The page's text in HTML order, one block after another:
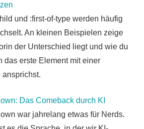
und :first-of-type werden häufig
An kleinen Beispielen zeige
der Unterschied liegt und wie du
das erste Element mit einer
ansprichst.
Das Comeback durch KI
war jahrelang etwas für Nerds.